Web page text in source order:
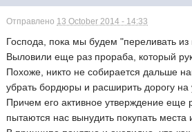
Отправлено 13 October 2014 - 14:33
Господа, пока мы будем "переливать
Выловили еще раз прораба, который
Похоже, никто не собирается дальше
убрать бордюры и расширить дорогу на
Причем его активное утверждение еще
пытаются нас вынудить покупать места